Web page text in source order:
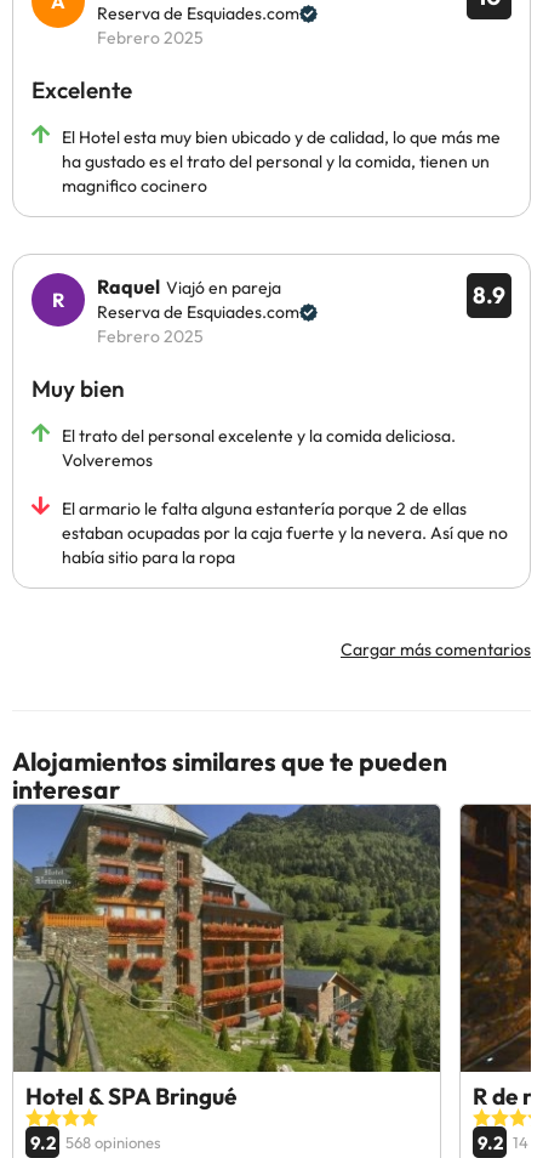
Reserva de Esquiades.com
Febrero 2025
Excelente
El Hotel esta muy bien ubicado y de calidad, lo que más me
ha gustado es el trato del personal y la comida, tienen un
magnifico cocinero
8.9
Raquel Viajó en pareja
Reserva de Esquiades.com
Febrero 2025
Muy bien
El trato del personal excelente y la comida deliciosa.
Volveremos
El armario le falta alguna estantería porque 2 de ellas
estaban ocupadas por la caja fuerte y la nevera. Así que no
había sitio para la ropa
Cargar más comentarios
Alojamientos similares que te pueden
interesar
Hotel & SPA Bringué
9.2 568 opiniones
R de
9.2 14